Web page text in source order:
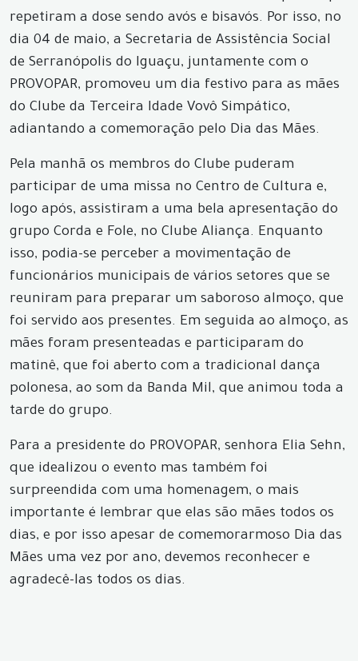
repetiram a dose sendo avós e bisavós. Por isso, no
dia 04 de maio, a Secretaria de Assistência Social
de Serranópolis do Iguaçu, juntamente com o
PROVOPAR, promoveu um dia festivo para as mães
do Clube da Terceira Idade Vovô Simpático,
adiantando a comemoração pelo Dia das Mães.
Pela manhã os membros do Clube puderam
participar de uma missa no Centro de Cultura e,
logo após, assistiram a uma bela apresentação do
grupo Corda e Fole, no Clube Aliança. Enquanto
isso, podia-se perceber a movimentação de
funcionários municipais de vários setores que se
reuniram para preparar um saboroso almoço, que
foi servido aos presentes. Em seguida ao almoço, as
mães foram presenteadas e participaram do
matinê, que foi aberto com a tradicional dança
polonesa, ao som da Banda Mil, que animou toda a
tarde do grupo.
Para a presidente do PROVOPAR, senhora Elia Sehn,
que idealizou o evento mas também foi
surpreendida com uma homenagem, o mais
importante é lembrar que elas são mães todos os
dias, e por isso apesar de comemorarmoso Dia das
Mães uma vez por ano, devemos reconhecer e
agradecê-las todos os dias.